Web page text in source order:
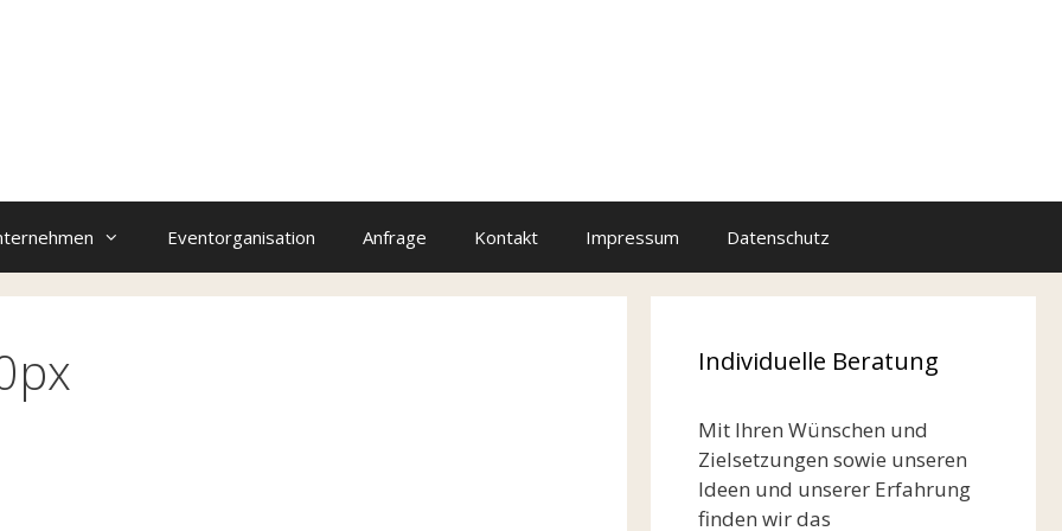
Eventorganisation Anfrage Kontakt Impressum Datenschutz
Individuelle Beratung
Mit Ihren Wünschen und
Zielsetzungen sowie unseren
Ideen und unserer Erfahrung
finden wir das